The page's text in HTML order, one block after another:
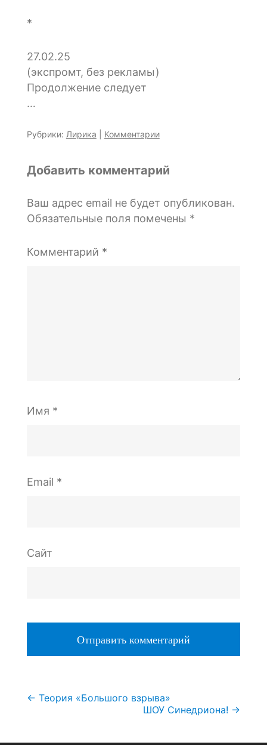
*
27.02.25
(экспромт, без рекламы)
Продолжение следует
…
Рубрики: Лирика Комментарии
Добавить комментарий
Ваш адрес email не будет опубликован.
Обязательные поля помечены *
Комментарий *
Имя *
Email *
Сайт
Навигация
← Теория «Большого взрыва»
ШОУ Синедриона! →